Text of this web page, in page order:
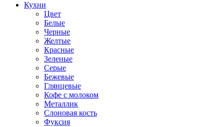
Кухни
Цвет
Белые
Черные
Желтые
Красные
Зеленые
Серые
Бежевые
Глянцевые
Кофе с молоком
Металлик
Слоновая кость
Фуксия